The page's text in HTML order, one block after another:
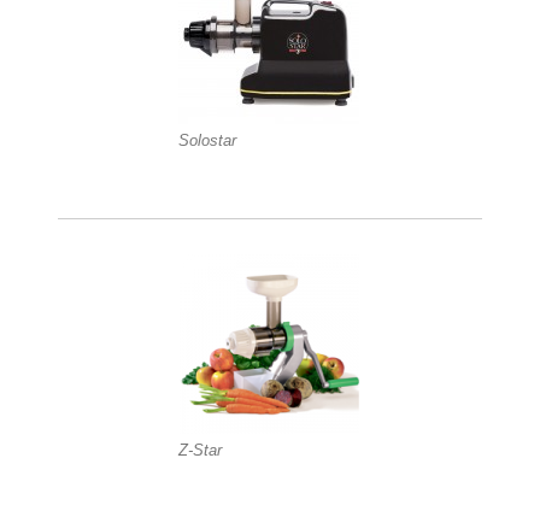
Solostar
Z-Star